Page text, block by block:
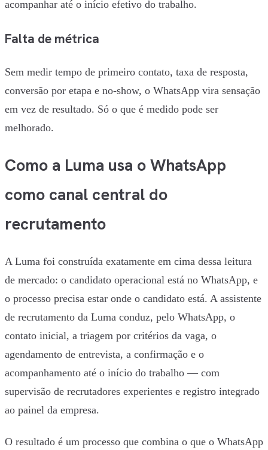
acompanhar até o início efetivo do trabalho.
Falta de métrica
Sem medir tempo de primeiro contato, taxa de resposta,
conversão por etapa e no-show, o WhatsApp vira sensação
em vez de resultado. Só o que é medido pode ser
melhorado.
Como a Luma usa o WhatsApp
como canal central do
recrutamento
A Luma foi construída exatamente em cima dessa leitura
de mercado: o candidato operacional está no WhatsApp, e
o processo precisa estar onde o candidato está. A assistente
de recrutamento da Luma conduz, pelo WhatsApp, o
contato inicial, a triagem por critérios da vaga, o
agendamento de entrevista, a confirmação e o
acompanhamento até o início do trabalho — com
supervisão de recrutadores experientes e registro integrado
ao painel da empresa.
O resultado é um processo que combina o que o WhatsApp